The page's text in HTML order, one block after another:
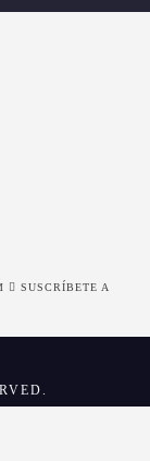
SUSCRÍBETE A